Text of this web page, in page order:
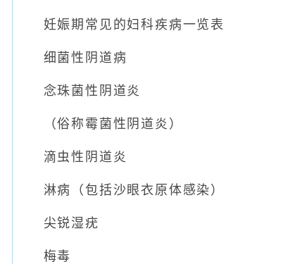
妊娠期常见的妇科疾病一览表
细菌性阴道病
念珠菌性阴道炎
（俗称霉菌性阴道炎）
滴虫性阴道炎
淋病（包括沙眼衣原体感染）
尖锐湿疣
梅毒